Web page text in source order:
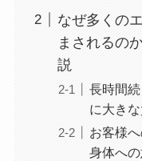
なぜ多くの
まされるの
説
長時間
に大き
お客様
身体へ